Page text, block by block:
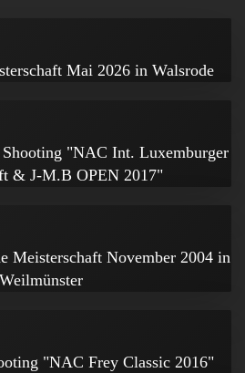
Mai 2026 in Walsrode
"NAC Int. Luxemburger
& J-M.B OPEN 2017"
Meisterschaft November 2004 in
Weilmünster
"NAC Frey Classic 2016"